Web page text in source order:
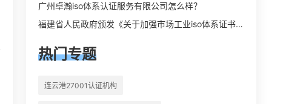
广州卓瀚iso体系认证服务有限公司怎么样？
福建省人民政府颁发《关于加强市场工业iso体系证书质量监督检验与管理的暂行规定》的通知
热门专题
连云港27001认证机构